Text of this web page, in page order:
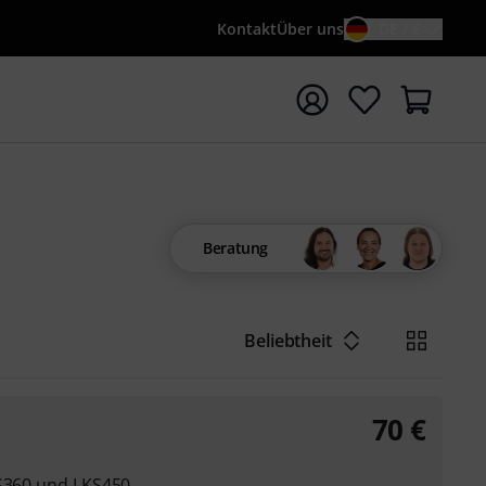
KontaktÜber uns
mit Suchwort {searchTerm} starten
Beratung
Beliebtheit
70 €